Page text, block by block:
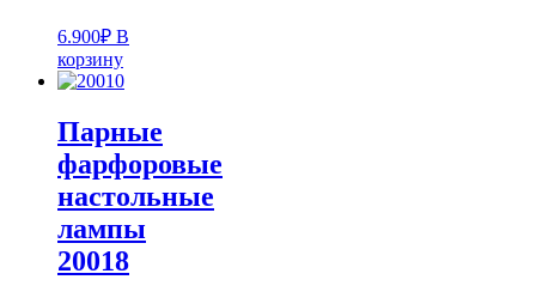
6.900₽ В
корзину
Парные
фарфоровые
настольные
лампы
20018